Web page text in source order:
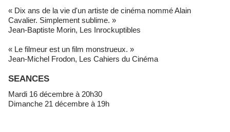
« Dix ans de la vie d'un artiste de cinéma nommé Alain
Cavalier. Simplement sublime. »
Jean-Baptiste Morin, Les Inrockuptibles
« Le filmeur est un film monstrueux. »
Jean-Michel Frodon, Les Cahiers du Cinéma
SEANCES
Mardi 16 décembre à 20h30
Dimanche 21 décembre à 19h